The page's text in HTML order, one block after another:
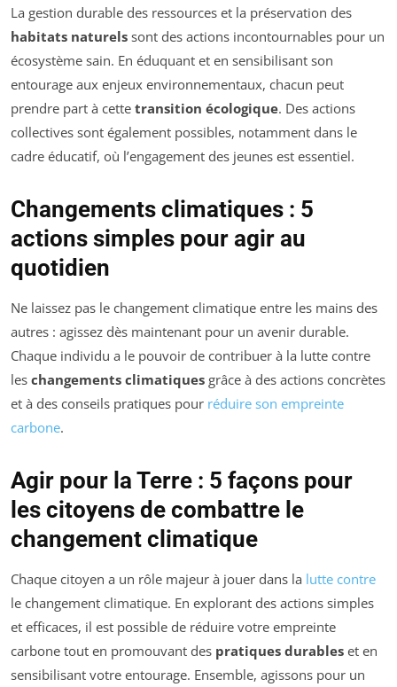
La gestion durable des ressources et la préservation des
habitats naturels sont des actions incontournables pour un
écosystème sain. En éduquant et en sensibilisant son
entourage aux enjeux environnementaux, chacun peut
prendre part à cette transition écologique. Des actions
collectives sont également possibles, notamment dans le
cadre éducatif, où l’engagement des jeunes est essentiel.
Changements climatiques : 5
actions simples pour agir au
quotidien
Ne laissez pas le changement climatique entre les mains des
autres : agissez dès maintenant pour un avenir durable.
Chaque individu a le pouvoir de contribuer à la lutte contre
les changements climatiques grâce à des actions concrètes
et à des conseils pratiques pour réduire son empreinte
carbone.
Agir pour la Terre : 5 façons pour
les citoyens de combattre le
changement climatique
Chaque citoyen a un rôle majeur à jouer dans la lutte contre
le changement climatique. En explorant des actions simples
et efficaces, il est possible de réduire votre empreinte
carbone tout en promouvant des pratiques durables et en
sensibilisant votre entourage. Ensemble, agissons pour un